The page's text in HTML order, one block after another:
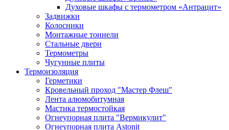
Духовые шкафы с термометром «Антрацит»
Задвижки
Колосники
Монтажные тоннели
Стальные двери
Термометры
Чугунные плиты
Термоизоляция
Герметики
Кровельный проход "Мастер Флеш"
Лента алюмобитумная
Мастика термостойкая
Огнеупорная плита "Вермикулит"
Огнеупорная плита Astonit